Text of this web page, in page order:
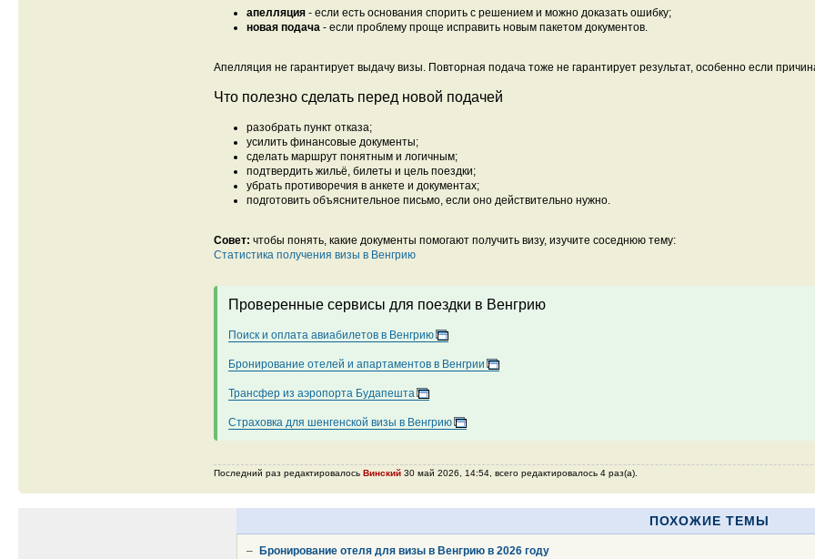
апелляция - если есть основания спорить с решением и можно доказать ошибку;
новая подача - если проблему проще исправить новым пакетом документов.
Апелляция не гарантирует выдачу визы. Повторная подача тоже не гарантирует результат, особенно если
Что полезно сделать перед новой подачей
разобрать пункт отказа;
усилить финансовые документы;
сделать маршрут понятным и логичным;
подтвердить жильё, билеты и цель поездки;
убрать противоречия в анкете и документах;
подготовить объяснительное письмо, если оно действительно нужно.
Совет: чтобы понять, какие документы помогают получить визу, изучите соседнюю тему:
Статистика получения визы в Венгрию
Проверенные сервисы для поездки в Венгрию
Поиск и оплата авиабилетов в Венгрию
Бронирование отелей и апартаментов в Венгрии
Трансфер из аэропорта Будапешта
Страховка для шенгенской визы в Венгрию
Последний раз редактировалось Винский 30 май 2026, 14:54, всего редактировалось 4 раз(а).
ПОХОЖИЕ ТЕМЫ
–
Бронирование отеля для визы в Венгрию в 2026 году